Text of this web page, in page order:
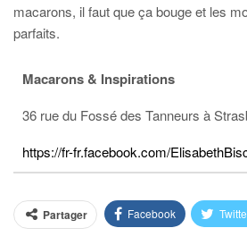
macarons, il faut que ça bouge et les
parfaits.
Macarons & Inspirations
36 rue du Fossé des Tanneurs à
https://fr-fr.facebook.com/
Partager Facebook